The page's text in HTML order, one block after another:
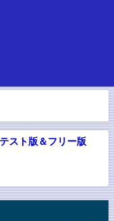
スト版＆フリー版